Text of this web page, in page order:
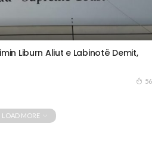
Liburn Aliut e Labinotë Demit,
56
LOAD MORE